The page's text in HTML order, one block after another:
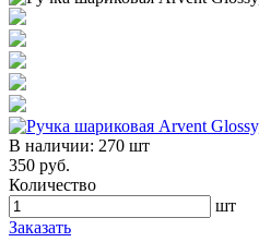
В наличии: 270 шт
350 руб.
Количество
шт
Заказать